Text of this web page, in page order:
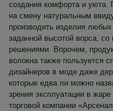
создания комфорта и уюта.
на смену натуральным
производить изделия
заданной высотой ворса,
решениями. Впрочем,
волокна также пользуется
дизайнеров в моде даже
которые едва ли можно
зрения эксплуатации в
торговой компании